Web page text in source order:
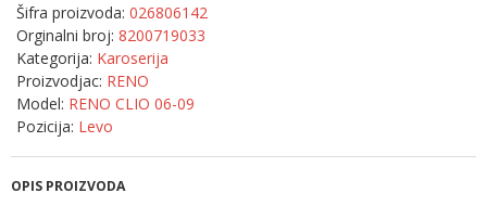
Šifra proizvoda: 026806142
Orginalni broj: 8200719033
Kategorija: Karoserija
Proizvodjac: RENO
Model: RENO CLIO 06-09
Pozicija: Levo
OPIS PROIZVODA